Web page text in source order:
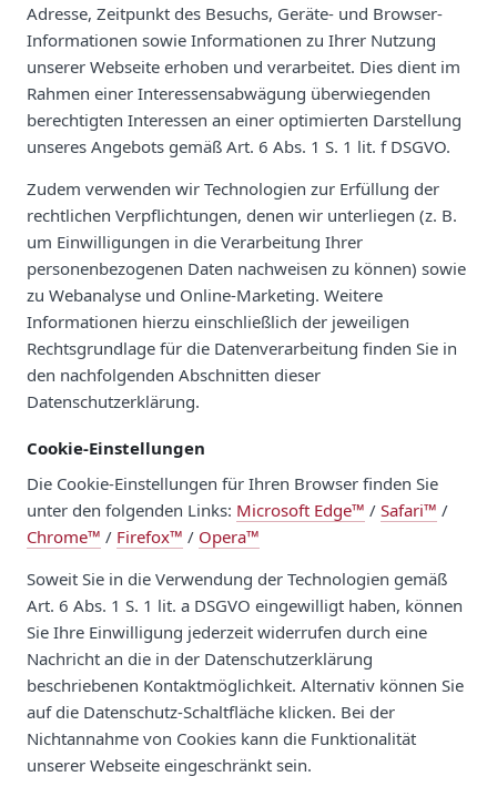
Adresse, Zeitpunkt des Besuchs, Geräte- und Browser-
Informationen sowie Informationen zu Ihrer Nutzung
unserer Webseite erhoben und verarbeitet. Dies dient im
Rahmen einer Interessensabwägung überwiegenden
berechtigten Interessen an einer optimierten Darstellung
unseres Angebots gemäß Art. 6 Abs. 1 S. 1 lit. f DSGVO.
Zudem verwenden wir Technologien zur Erfüllung der
rechtlichen Verpflichtungen, denen wir unterliegen (z. B.
um Einwilligungen in die Verarbeitung Ihrer
personenbezogenen Daten nachweisen zu können) sowie
zu Webanalyse und Online-Marketing. Weitere
Informationen hierzu einschließlich der jeweiligen
Rechtsgrundlage für die Datenverarbeitung finden Sie in
den nachfolgenden Abschnitten dieser
Datenschutzerklärung.
Cookie-Einstellungen
Die Cookie-Einstellungen für Ihren Browser finden Sie
unter den folgenden Links: Microsoft Edge™ / Safari™ /
Chrome™ / Firefox™ / Opera™
Soweit Sie in die Verwendung der Technologien gemäß
Art. 6 Abs. 1 S. 1 lit. a DSGVO eingewilligt haben, können
Sie Ihre Einwilligung jederzeit widerrufen durch eine
Nachricht an die in der Datenschutzerklärung
beschriebenen Kontaktmöglichkeit. Alternativ können Sie
auf die Datenschutz-Schaltfläche klicken. Bei der
Nichtannahme von Cookies kann die Funktionalität
unserer Webseite eingeschränkt sein.